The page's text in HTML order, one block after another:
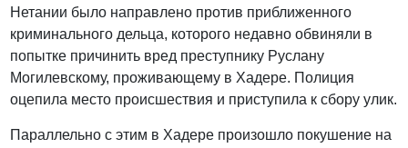
Нетании было направлено против приближенного
криминального дельца, которого недавно обвиняли в
попытке причинить вред преступнику Руслану
Могилевскому, проживающему в Хадере. Полиция
оцепила место происшествия и приступила к сбору улик.
Параллельно с этим в Хадере произошло покушение на